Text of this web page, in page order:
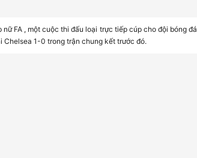
FA , một cuộc thi đấu loại trực tiếp cúp cho đội bóng đá
Chelsea 1-0 trong trận chung kết trước đó.